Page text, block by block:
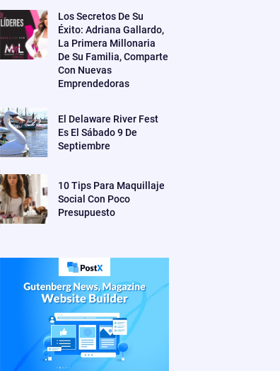
Los Secretos De Su
Éxito: Adriana Gallardo,
La Primera Millonaria
De Su Familia, Comparte
Con Nuevas
Emprendedoras
El Delaware River Fest
Es El Sábado 9 De
Septiembre
10 Tips Para Maquillaje
Social Con Poco
Presupuesto